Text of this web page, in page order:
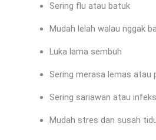
Sering flu atau batuk
Mudah lelah walau nggak
Luka lama sembuh
Sering merasa lemas atau
Sering sariawan atau
Mudah stres dan susah